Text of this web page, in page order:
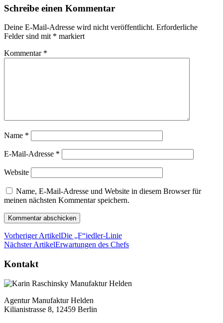
Schreibe einen Kommentar
Deine E-Mail-Adresse wird nicht veröffentlicht. Erforderliche
Felder sind mit * markiert
Kommentar *
Name *
E-Mail-Adresse *
Website
Name, E-Mail-Adresse und Website in diesem Browser für
meinen nächsten Kommentar speichern.
Vorheriger ArtikelDie „F“iedler-Linie
Nächster ArtikelErwartungen des Chefs
Kontakt
Agentur Manufaktur Helden
Kilianistrasse 8, 12459 Berlin